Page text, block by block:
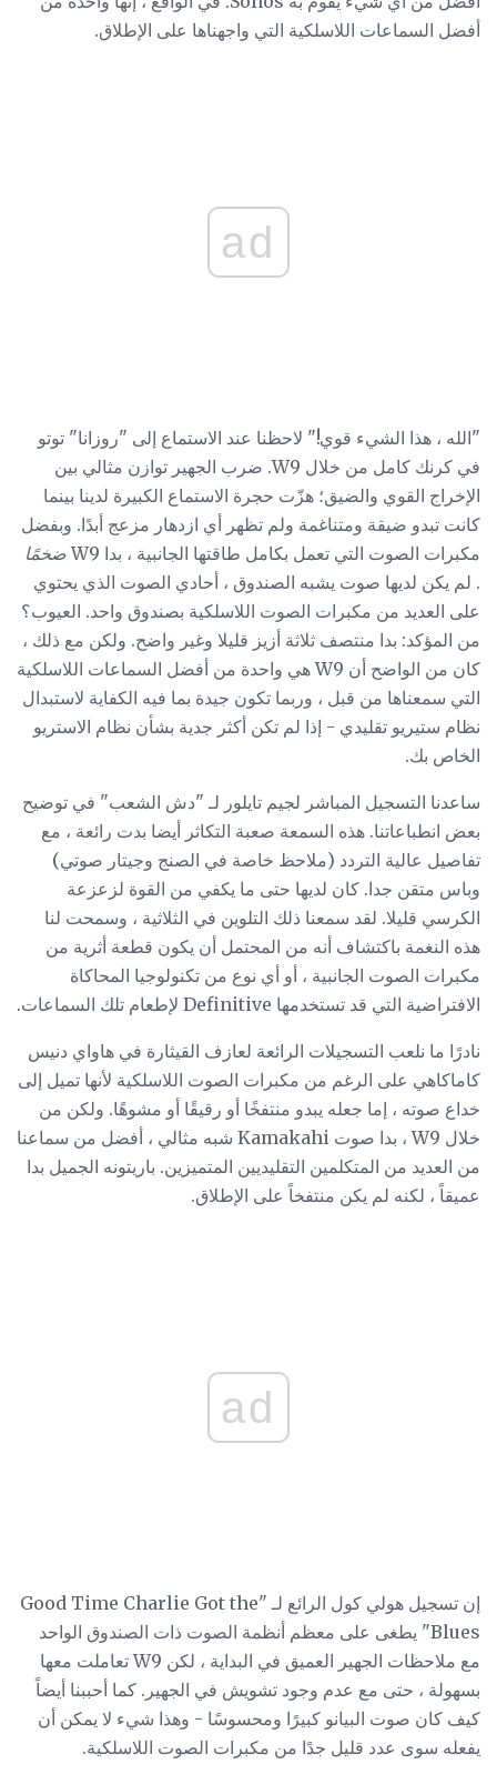
أفضل السماعات اللاسلكية التي واجهناها على الإطلاق.
ad
"الله ، هذا الشيء قوي!" لاحظنا عند الاستماع إلى "روزانا" توتو
في كرنك كامل من خلال W9. ضرب الجهير توازن مثالي بين
الإخراج القوي والضيق؛ هزّت حجرة الاستماع الكبيرة لدينا بينما
كانت تبدو ضيقة ومتناغمة ولم تظهر أي ازدهار مزعج أبدًا. وبفضل
مكبرات الصوت التي تعمل بكامل طاقتها الجانبية ، بدا W9
ضخمًا
. لم يكن لديها صوت يشبه الصندوق ، أحادي الصوت الذي يحتوي
على العديد من مكبرات الصوت اللاسلكية بصندوق واحد. العيوب؟
من المؤكد: بدا منتصف ثلاثة أزيز قليلا وغير واضح. ولكن مع ذلك ،
كان من الواضح أن W9 هي واحدة من أفضل السماعات اللاسلكية
التي سمعناها من قبل ، وربما تكون جيدة بما فيه الكفاية لاستبدال
نظام ستيريو تقليدي - إذا لم تكن أكثر جدية بشأن نظام الاستريو
الخاص بك.
ساعدنا التسجيل المباشر لجيم تايلور لـ "دش الشعب" في توضيح
بعض انطباعاتنا. هذه السمعة صعبة التكاثر أيضا بدت رائعة ، مع
تفاصيل عالية التردد (ملاحظ خاصة في الصنج وجيتار صوتي)
وباس متقن جدا. كان لديها حتى ما يكفي من القوة لزعزعة
الكرسي قليلا. لقد سمعنا ذلك التلوين في الثلاثية ، وسمحت لنا
هذه النغمة باكتشاف أنه من المحتمل أن يكون قطعة أثرية من
مكبرات الصوت الجانبية ، أو أي نوع من تكنولوجيا المحاكاة
الافتراضية التي قد تستخدمها Definitive لإطعام تلك السماعات.
نادرًا ما نلعب التسجيلات الرائعة لعازف القيثارة في هاواي دنيس
كاماكاهي على الرغم من مكبرات الصوت اللاسلكية لأنها تميل إلى
خداع صوته ، إما جعله يبدو منتفخًا أو رقيقًا أو مشوهًا. ولكن من
خلال W9 ، بدا صوت Kamakahi شبه مثالي ، أفضل من سماعنا
من العديد من المتكلمين التقليديين المتميزين. باريتونه الجميل بدا
عميقاً ، لكنه لم يكن منتفخاً على الإطلاق.
ad
إن تسجيل هولي كول الرائع لـ "Good Time Charlie Got the
Blues" يطغى على معظم أنظمة الصوت ذات الصندوق الواحد
مع ملاحظات الجهير العميق في البداية ، لكن W9 تعاملت معها
بسهولة ، حتى مع عدم وجود تشويش في الجهير. كما أحببنا أيضاً
كيف كان صوت البيانو كبيرًا ومحسوسًا - وهذا شيء لا يمكن أن
يفعله سوى عدد قليل جدًا من مكبرات الصوت اللاسلكية.